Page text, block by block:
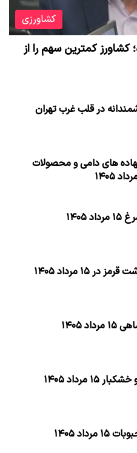
کشاورزی
کشاورز کمترین سهم را از
در قلب غرب تهران
های دامی و محصولات
۱۴۰۵
۱۵ مرداد ۱۴۰۵
۱۴۰۵
مرداد ۱۴۰۵
۱۴۰۵